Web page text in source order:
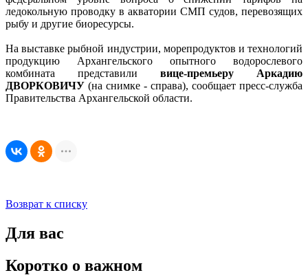
ледокольную проводку в акватории СМП судов, перевозящих
рыбу и другие биоресурсы.
На выставке рыбной индустрии, морепродуктов и технологий
продукцию Архангельского опытного водорослевого
комбината представили вице-премьеру Аркадию
ДВОРКОВИЧУ (на снимке - справа), сообщает пресс-служба
Правительства Архангельской области.
Возврат к списку
Для вас
Коротко о важном